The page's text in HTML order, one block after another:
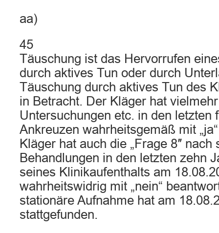
aa)
45
Täuschung ist das Hervorrufen
durch aktives Tun oder durch
Täuschung durch aktives Tun des
in Betracht. Der Kläger hat
Untersuchungen etc. in den letzten
Ankreuzen wahrheitsgemäß mit
Kläger hat auch die „Frage 8″ nach
Behandlungen in den letzten zehn
seines Klinikaufenthalts am
wahrheitswidrig mit „nein“
stationäre Aufnahme hat am
stattgefunden.